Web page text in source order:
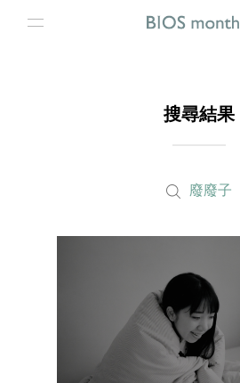
搜尋結果
廢廢子